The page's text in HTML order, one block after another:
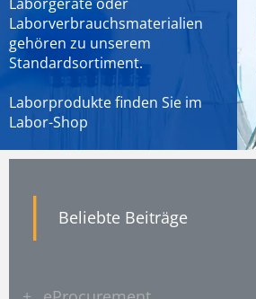
Laborverbrauchsmaterialien
gehören zu unserem
Standardsortiment.
Laborprodukte finden Sie im
Labor-Shop
| Beliebte Beiträge